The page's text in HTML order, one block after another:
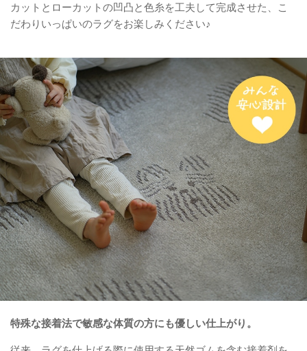
カットとローカットの凹凸と色糸を工夫して完成させた、こ
だわりいっぱいのラグをお楽しみください♪
特殊な接着法で敏感な体質の方にも優しい仕上がり。